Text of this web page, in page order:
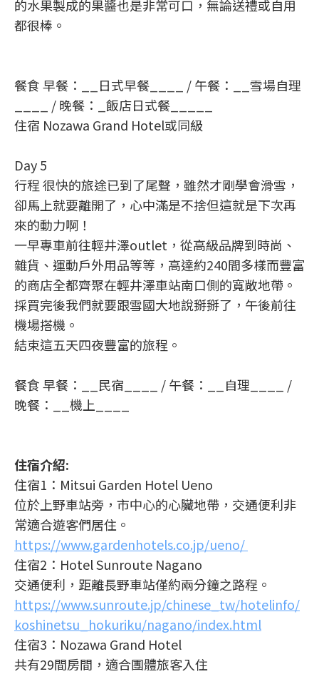
的水果製成的果醬也是非常可口，無論送禮或自用
都很棒。
餐食 早餐：__日式早餐____ / 午餐：__雪場自理
____ / 晚餐：_飯店日式餐_____
住宿 Nozawa Grand Hotel或同級
Day 5
行程 很快的旅途已到了尾聲，雖然才剛學會滑雪，
卻馬上就要離開了，心中滿是不捨但這就是下次再
來的動力啊！
一早專車前往輕井澤outlet，從高級品牌到時尚、
雜貨、運動戶外用品等等，高達約240間多樣而豐富
的商店全都齊聚在輕井澤車站南口側的寬敞地帶。
採買完後我們就要跟雪國大地說掰掰了，午後前往
機場搭機。
結束這五天四夜豐富的旅程。
餐食 早餐：__民宿____ / 午餐：__自理____ /
晚餐：__機上____
住宿介紹:
住宿1：Mitsui Garden Hotel Ueno
位於上野車站旁，市中心的心臟地帶，交通便利非
常適合遊客們居住。
https://www.gardenhotels.co.jp/ueno/
住宿2：Hotel Sunroute Nagano
交通便利，距離長野車站僅約兩分鐘之路程。
https://www.sunroute.jp/chinese_tw/hotelinfo/
koshinetsu_hokuriku/nagano/index.html
住宿3：Nozawa Grand Hotel
共有29間房間，適合團體旅客入住